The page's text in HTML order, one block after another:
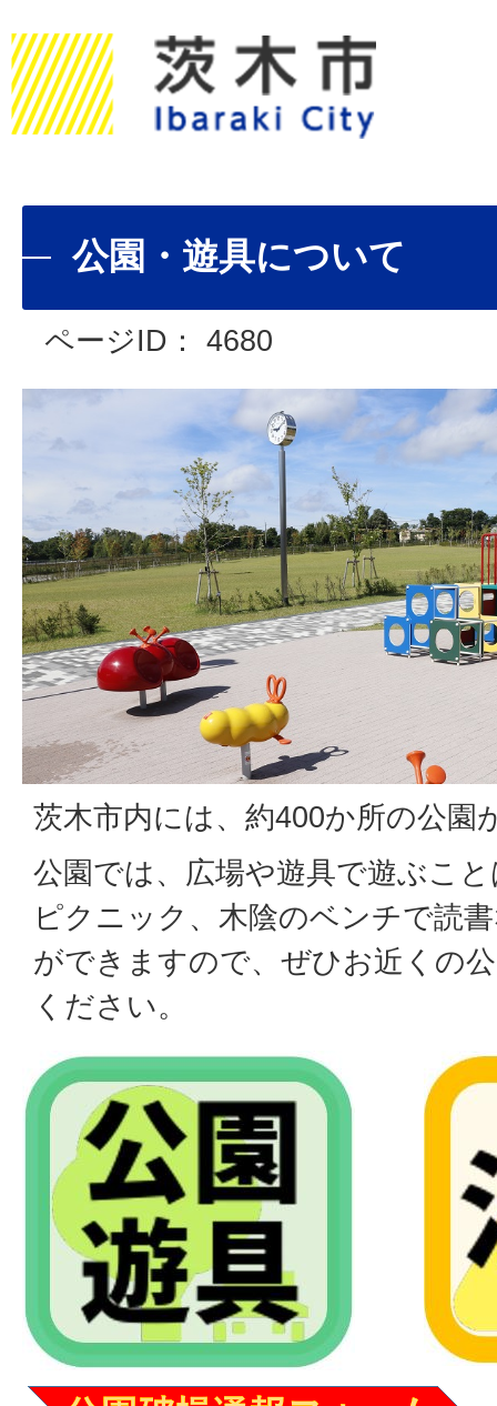
公園・遊具について
ページID： 4680
茨木市内には、約400か所の公園
公園では、広場や遊具で遊ぶこ
ピクニック、木陰のベンチで読
ができますので、ぜひお近くの
ください。